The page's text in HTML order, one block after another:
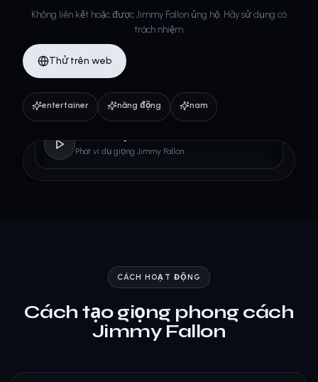
Không liên kết hoặc được Jimmy Fallon ủng hộ. Hãy sử dụng có
trách nhiệm.
Thử trên web
entertainer năng động nam
Phát ví dụ giọng Jimmy Fallon
CÁCH HOẠT ĐỘNG
Cách tạo giọng phong cách
Jimmy Fallon